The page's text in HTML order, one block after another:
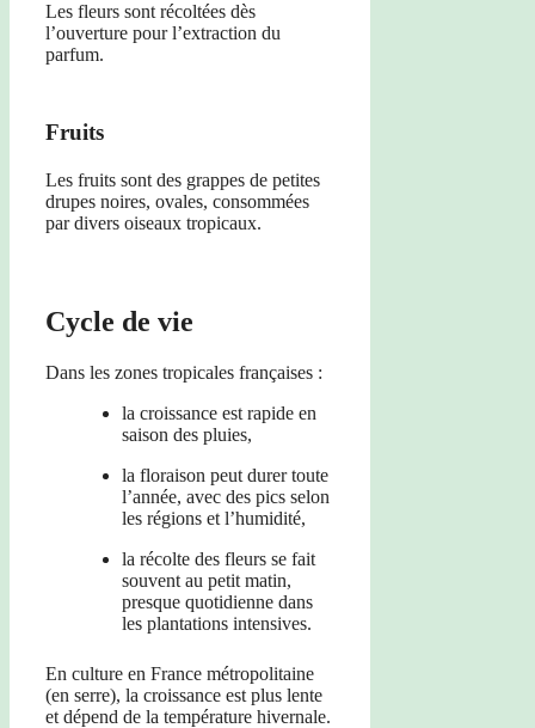
Les fleurs sont récoltées dès
l’ouverture pour l’extraction du
parfum.
Fruits
Les fruits sont des grappes de petites
drupes noires, ovales, consommées
par divers oiseaux tropicaux.
Cycle de vie
Dans les zones tropicales françaises :
la croissance est rapide en
saison des pluies,
la floraison peut durer toute
l’année, avec des pics selon
les régions et l’humidité,
la récolte des fleurs se fait
souvent au petit matin,
presque quotidienne dans
les plantations intensives.
En culture en France métropolitaine
(en serre), la croissance est plus lente
et dépend de la température hivernale.